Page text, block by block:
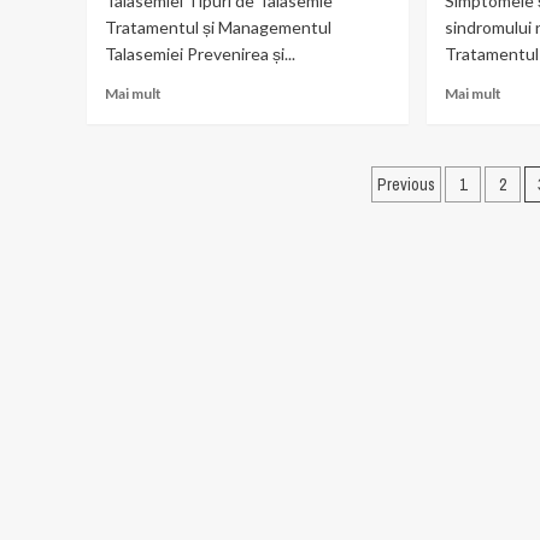
Mare
Tratamentul și Managementul
Talasemiei Prevenirea și...
Mai mult
sindromului
Mai mult
Paginație
Previous 1 2